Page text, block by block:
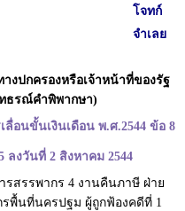
โจทก์
จำเลย
งปกครองหรือเจ้าหน้าที่ของรัฐ
ธรณ์คำพิพากษา)
ลื่อนขั้นเงินเดือน พ.ศ.2544 ข้อ 8
ลงวันที่ 2 สิงหาคม 2544
สรรพากร 4 งานคืนภาษี ฝ่าย
พื้นที่นครปฐม ผู้ถูกฟ้องคดีที่ 1